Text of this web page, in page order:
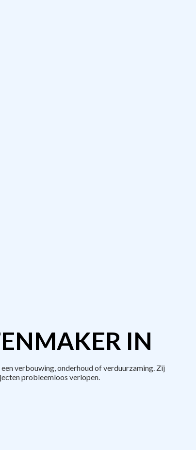
IN
verbouwing, onderhoud of verduurzaming. Zij
probleemloos verlopen.